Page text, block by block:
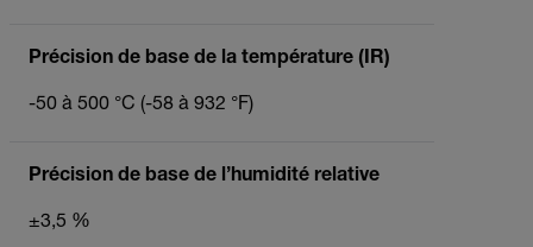
Précision de base de la température (IR)
-50 à 500 °C (-58 à 932 °F)
Précision de base de l’humidité relative
±3,5 %